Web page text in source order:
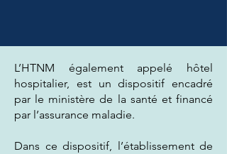
L’HTNM également appelé hôtel
hospitalier, est un dispositif encadré
par le ministère de la santé et financé
par l’assurance maladie.
Dans ce dispositif, l’établissement de